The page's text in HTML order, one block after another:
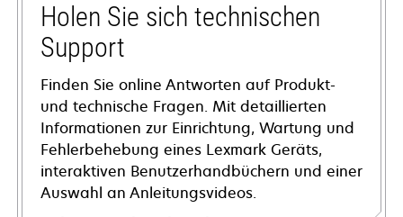
Holen Sie sich technischen
Support
Finden Sie online Antworten auf Produkt-
und technische Fragen. Mit detaillierten
Informationen zur Einrichtung, Wartung und
Fehlerbehebung eines Lexmark Geräts,
interaktiven Benutzerhandbüchern und einer
Auswahl an Anleitungsvideos.